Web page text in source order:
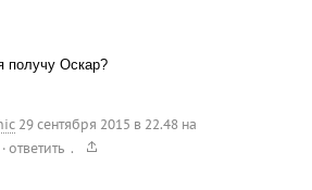
получу Оскар?
29 сентября 2015 в 22.48на
· ответить .